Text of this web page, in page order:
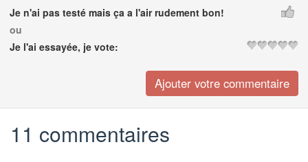
Je n'ai pas testé mais ça a l'air rudement bon!
ou
Je l'ai essayée, je vote:
11 commentaires